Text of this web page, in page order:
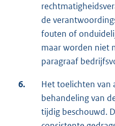
de
fouten of
maar worden niet
paragraaf
6.
Het toelichten van
behandeling van
tijdig beschouwd.